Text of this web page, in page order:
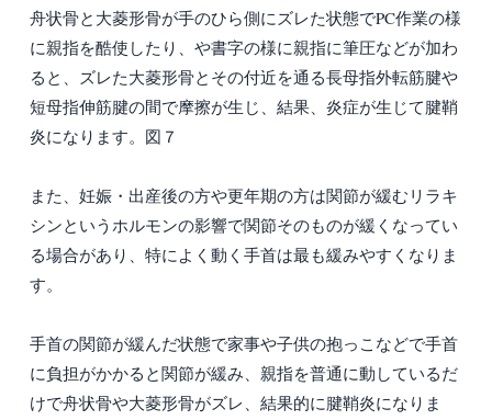
舟状骨と大菱形骨が手のひら側にズレた状態でPC作業の様
に親指を酷使したり、や書字の様に親指に筆圧などが加わ
ると、ズレた大菱形骨とその付近を通る長母指外転筋腱や
短母指伸筋腱の間で摩擦が生じ、結果、炎症が生じて腱鞘
炎になります。図７
また、妊娠・出産後の方や更年期の方は関節が緩むリラキ
シンというホルモンの影響で関節そのものが緩くなってい
る場合があり、特によく動く手首は最も緩みやすくなりま
す。
手首の関節が緩んだ状態で家事や子供の抱っこなどで手首
に負担がかかると関節が緩み、親指を普通に動しているだ
けで舟状骨や大菱形骨がズレ、結果的に腱鞘炎になりま